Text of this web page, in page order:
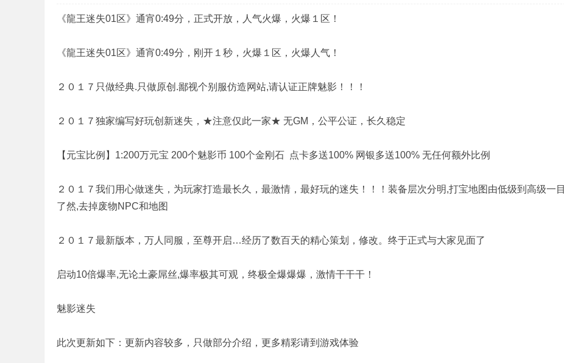
《龍王迷失01区》通宵0:49分，正式开放，人气火爆，火爆１区！
《龍王迷失01区》通宵0:49分，刚开１秒，火爆１区，火爆人气！
２０１７只做经典.只做原创.鄙视个别服仿造网站,请认证正牌魅影！！！
２０１７独家编写好玩创新迷失，★注意仅此一家★ 无GM，公平公证，长久稳定
【元宝比例】1:200万元宝 200个魅影币 100个金刚石 点卡多送100% 网银多送100% 无任何额外比例
２０１７我们用心做迷失，为玩家打造最长久，最激情，最好玩的迷失！！！装备层次分明,打宝地图由低级到高级一目
了然,去掉废物NPC和地图
２０１７最新版本，万人同服，至尊开启…经历了数百天的精心策划，修改。终于正式与大家见面了
启动10倍爆率,无论土豪屌丝,爆率极其可观，终极全爆爆爆，激情干干干！
魅影迷失
此次更新如下：更新内容较多，只做部分介绍，更多精彩请到游戏体验